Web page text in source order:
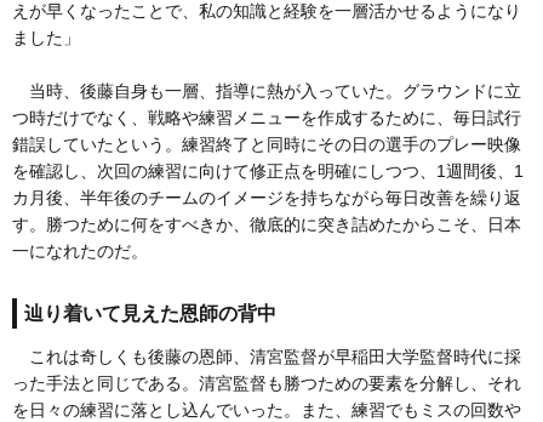
えが早くなったことで、私の知識と経験を一層活かせるようになり
ました」
当時、後藤自身も一層、指導に熱が入っていた。グラウンドに立
つ時だけでなく、戦略や練習メニューを作成するために、毎日試行
錯誤していたという。練習終了と同時にその日の選手のプレー映像
を確認し、次回の練習に向けて修正点を明確にしつつ、1週間後、1
カ月後、半年後のチームのイメージを持ちながら毎日改善を繰り返
す。勝つために何をすべきか、徹底的に突き詰めたからこそ、日本
一になれたのだ。
辿り着いて見えた恩師の背中
これは奇しくも後藤の恩師、清宮監督が早稲田大学監督時代に採
った手法と同じである。清宮監督も勝つための要素を分解し、それ
を日々の練習に落とし込んでいった。また、練習でもミスの回数や